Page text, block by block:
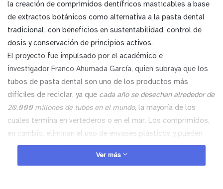
la creación de comprimidos dentífricos masticables a base
de extractos botánicos como alternativa a la pasta dental
tradicional, con beneficios en sustentabilidad, control de
dosis y conservación de principios activos.
El proyecto fue impulsado por el académico e
investigador Franco Ahumada García, quien subraya que los
tubos de pasta dental son uno de los productos más
difíciles de reciclar, ya que cada año se desechan alrededor de
20.000 millones de tubos en el mundo, la mayoría de los
cuales termina en vertederos o en el mar. Los comprimidos,
en cambio, eliminan el uso de envases plásticos y pueden
almacenarse en frascos reutilizables.
Ante esto, Ahumada destaca que “nuestros comprimidos
Ver más